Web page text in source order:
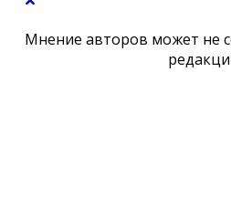
Мнение авторов может не